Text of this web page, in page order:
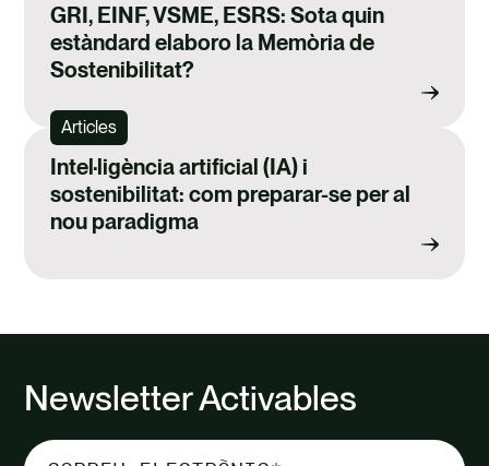
GRI, EINF, VSME, ESRS: Sota quin
estàndard elaboro la Memòria de
Sostenibilitat?
Articles
Intel·ligència artificial (IA) i
sostenibilitat: com preparar-se per al
nou paradigma
Newsletter Activables